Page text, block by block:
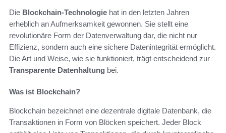
Die Blockchain-Technologie hat in den letzten Jahren
erheblich an Aufmerksamkeit gewonnen. Sie stellt eine
revolutionäre Form der Datenverwaltung dar, die nicht nur
Effizienz, sondern auch eine sichere Datenintegrität ermöglicht.
Die Art und Weise, wie sie funktioniert, trägt entscheidend zur
Transparente Datenhaltung bei.
Was ist Blockchain?
Blockchain bezeichnet eine dezentrale digitale Datenbank, die
Transaktionen in Form von Blöcken speichert. Jeder Block